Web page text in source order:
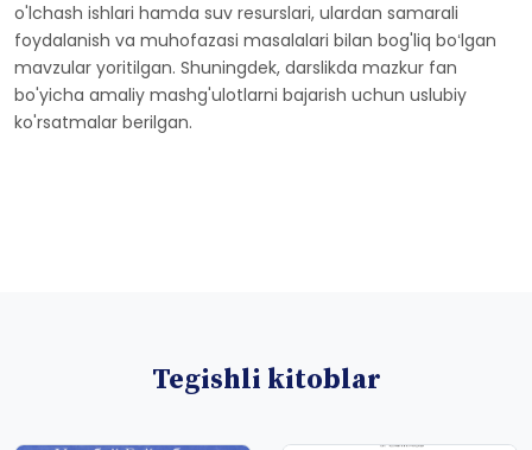
o'lchash ishlari hamda suv resurslari, ulardan samarali
foydalanish va muhofazasi masalalari bilan bog'liq boʻlgan
mavzular yoritilgan. Shuningdek, darslikda mazkur fan
bo'yicha amaliy mashg'ulotlarni bajarish uchun uslubiy
ko'rsatmalar berilgan.
Tegishli kitoblar